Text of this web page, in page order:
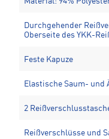
Durchgehender
Oberseite des YKK-
Feste Kapuze
Elastische Saum- und
2
Reißverschlüsse und